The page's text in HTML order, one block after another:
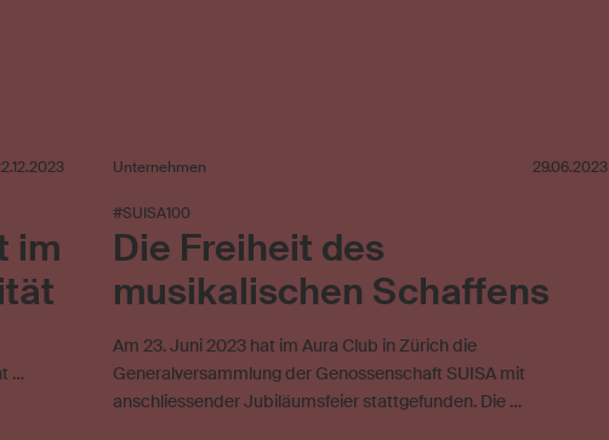
im
…
Unternehmen 29.06.2023
#SUISA100
Die Freiheit des
musikalischen Schaffens
Am 23. Juni 2023 hat im Aura Club in Zürich die
Generalversammlung der Genossenschaft SUISA mit
anschliessender Jubiläumsfeier stattgefunden. Die …